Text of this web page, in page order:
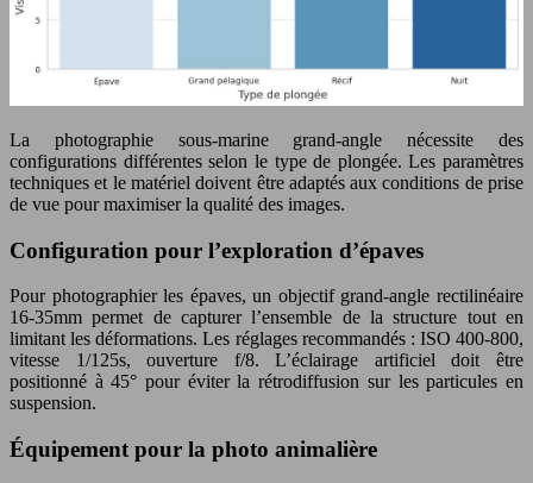
La photographie sous-marine grand-angle nécessite des
configurations différentes selon le type de plongée. Les paramètres
techniques et le matériel doivent être adaptés aux conditions de prise
de vue pour maximiser la qualité des images.
Configuration pour l’exploration d’épaves
Pour photographier les épaves, un objectif grand-angle rectilinéaire
16-35mm permet de capturer l’ensemble de la structure tout en
limitant les déformations. Les réglages recommandés : ISO 400-800,
vitesse 1/125s, ouverture f/8. L’éclairage artificiel doit être
positionné à 45° pour éviter la rétrodiffusion sur les particules en
suspension.
Équipement pour la photo animalière